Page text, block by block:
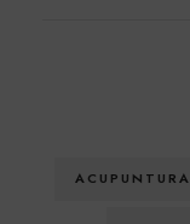
ACUPUNTURA